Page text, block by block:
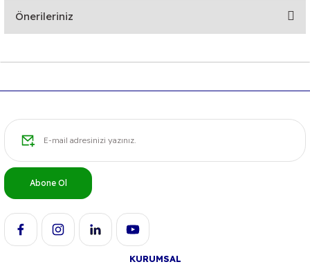
Önerileriniz
Ürün bilgilerinde hatalar bulunuyor.
Ürün fiyatı diğer sitelerden daha pahalı.
Abone Ol
KURUMSAL